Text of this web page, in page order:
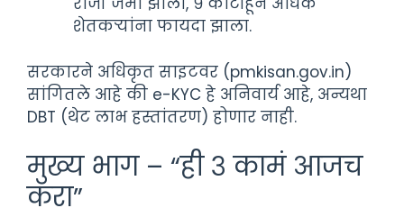
शेतकऱ्यांना फायदा झाला.
सरकारने अधिकृत साइटवर (pmkisan.gov.in)
सांगितले आहे की e-KYC हे अनिवार्य आहे, अन्यथा
DBT (थेट लाभ हस्तांतरण) होणार नाही.
मुख्य भाग – “ही ३ कामं आजच
करा”